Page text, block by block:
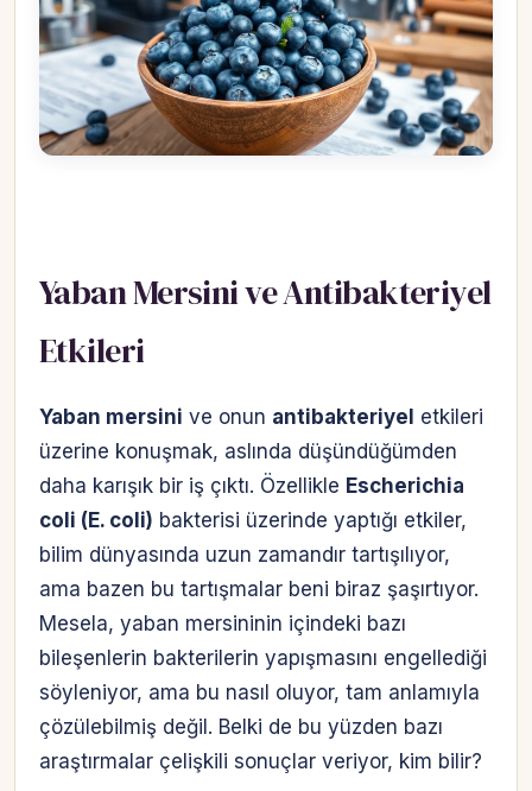
Yaban Mersini ve Antibakteriyel
Etkileri
Yaban mersini ve onun antibakteriyel etkileri
üzerine konuşmak, aslında düşündüğümden
daha karışık bir iş çıktı. Özellikle Escherichia
coli (E. coli) bakterisi üzerinde yaptığı etkiler,
bilim dünyasında uzun zamandır tartışılıyor,
ama bazen bu tartışmalar beni biraz şaşırtıyor.
Mesela, yaban mersininin içindeki bazı
bileşenlerin bakterilerin yapışmasını engellediği
söyleniyor, ama bu nasıl oluyor, tam anlamıyla
çözülebilmiş değil. Belki de bu yüzden bazı
araştırmalar çelişkili sonuçlar veriyor, kim bilir?